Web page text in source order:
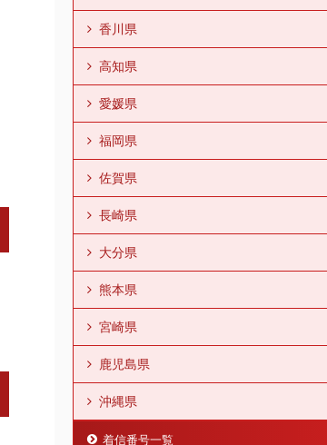
香川県
高知県
愛媛県
福岡県
佐賀県
長崎県
大分県
熊本県
宮崎県
鹿児島県
沖縄県
着信番号一覧